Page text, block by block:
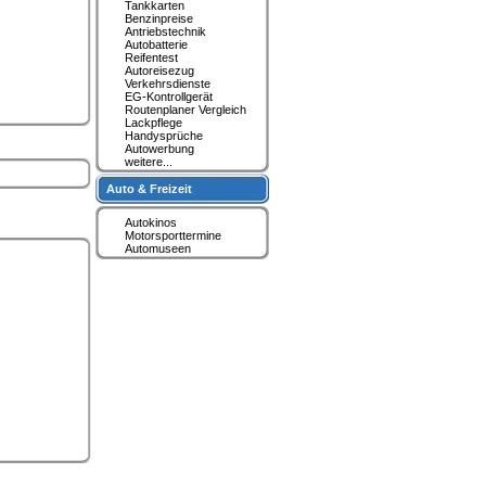
Tankkarten
Benzinpreise
Antriebstechnik
Autobatterie
Reifentest
Autoreisezug
Verkehrsdienste
EG-Kontrollgerät
Routenplaner Vergleich
Lackpflege
Handysprüche
Autowerbung
weitere...
Auto & Freizeit
Autokinos
Motorsporttermine
Automuseen